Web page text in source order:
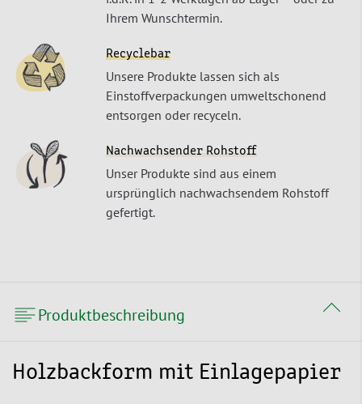
Ihrem Wunschtermin.
Recyclebar
Unsere Produkte lassen sich als
Einstoffverpackungen umweltschonend
entsorgen oder recyceln.
Nachwachsender Rohstoff
Unser Produkte sind aus einem
ursprünglich nachwachsendem Rohstoff
gefertigt.
Produktbeschreibung
Holzbackform mit Einlagepapier